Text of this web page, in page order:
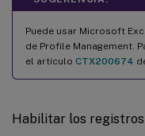
Puede usar Microsoft
de Profile Management.
el artículo CTX200674
Habilitar los